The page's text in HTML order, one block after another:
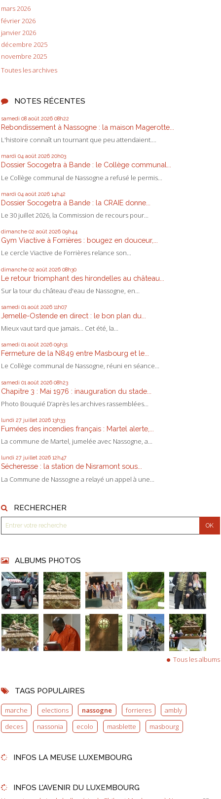
mars 2026
février 2026
janvier 2026
décembre 2025
novembre 2025
Toutes les archives
NOTES RÉCENTES
samedi 08 août 2026 08h22
Rebondissement à Nassogne : la maison Magerotte...
L'histoire connaît un tournant que peu attendaient....
mardi 04 août 2026 20h03
Dossier Socogetra à Bande : le Collège communal...
Le Collège communal de Nassogne a refusé le permis...
mardi 04 août 2026 14h42
Dossier Socogetra à Bande : la CRAIE donne...
Le 30 juillet 2026, la Commission de recours pour...
dimanche 02 août 2026 09h44
Gym Viactive à Forrières : bougez en douceur,...
Le cercle Viactive de Forrières relance son...
dimanche 02 août 2026 08h30
Le retour triomphant des hirondelles au château...
Sur la tour du château d'eau de Nassogne, en...
samedi 01 août 2026 11h07
Jemelle-Ostende en direct : le bon plan du...
Mieux vaut tard que jamais... Cet été, la...
samedi 01 août 2026 09h31
Fermeture de la N849 entre Masbourg et le...
Le Collège communal de Nassogne, réuni en séance...
samedi 01 août 2026 08h23
Chapitre 3 : Mai 1976 : inauguration du stade...
Photo Bouquié D’après les archives rassemblées...
lundi 27 juillet 2026 13h33
Fumées des incendies français : Martel alerte,...
La commune de Martel, jumelée avec Nassogne, a...
lundi 27 juillet 2026 12h47
Sécheresse : la station de Nisramont sous...
La Commune de Nassogne a relayé un appel à une...
RECHERCHER
ALBUMS PHOTOS
Tous les albums
TAGS POPULAIRES
marche elections nassogne forrieres
ambly
deces
nassonia ecolo masblette masbourg
INFOS LA MEUSE LUXEMBOURG
INFOS L'AVENIR DU LUXEMBOURG